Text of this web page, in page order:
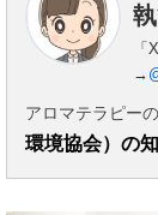
「
→
アロマテラピー
環境協会）の